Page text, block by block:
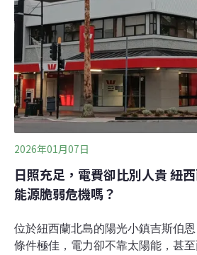
生住宅電價平均每度約2.89元，產
漲，平均每度4.27元，上次調漲已
委員會提報的應有單價為每度3.85
微的波動都會造成傳導效應，對物
大。」賴建信表示。
2026年01月07日
日照充足，電費卻比別人貴 紐
能源脆弱危機嗎？
位於紐西蘭北島的陽光小鎮吉斯伯
條件極佳，電力卻不靠太陽能，甚